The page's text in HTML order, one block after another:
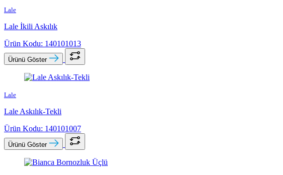
Lale
Lale İkili Askılık
Ürün Kodu: 140101013
Ürünü Göster
Lale
Lale Askılık-Tekli
Ürün Kodu: 140101007
Ürünü Göster